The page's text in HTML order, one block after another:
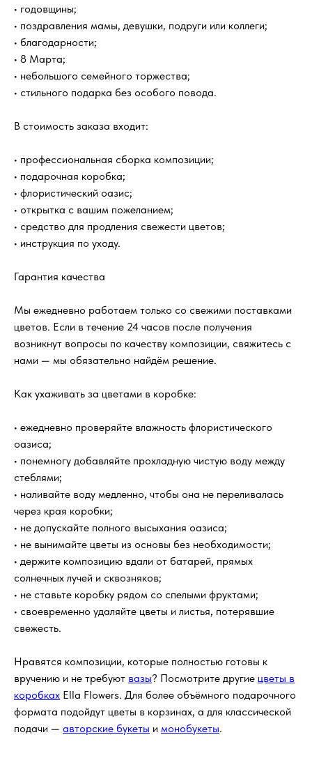
• годовщины;
• поздравления мамы, девушки, подруги или коллеги;
• благодарности;
• 8 Марта;
• небольшого семейного торжества;
• стильного подарка без особого повода.
В стоимость заказа входит:
• профессиональная сборка композиции;
• подарочная коробка;
• флористический оазис;
• открытка с вашим пожеланием;
• средство для продления свежести цветов;
• инструкция по уходу.
Гарантия качества
Мы ежедневно работаем только со свежими поставками
цветов. Если в течение 24 часов после получения
возникнут вопросы по качеству композиции, свяжитесь с
нами — мы обязательно найдём решение.
Как ухаживать за цветами в коробке:
• ежедневно проверяйте влажность флористического
оазиса;
• понемногу добавляйте прохладную чистую воду между
стеблями;
• наливайте воду медленно, чтобы она не переливалась
через края коробки;
• не допускайте полного высыхания оазиса;
• не вынимайте цветы из основы без необходимости;
• держите композицию вдали от батарей, прямых
солнечных лучей и сквозняков;
• не ставьте коробку рядом со спелыми фруктами;
• своевременно удаляйте цветы и листья, потерявшие
свежесть.
Нравятся композиции, которые полностью готовы к
вручению и не требуют вазы? Посмотрите другие цветы в
коробках Ella Flowers. Для более объёмного подарочного
формата подойдут цветы в корзинах, а для классической
подачи — авторские букеты и монобукеты.
FAQ
Как быстро вы доставляете цветы?
Будет ли букет выглядеть как на
Цветы действительно свежие?
Отправляете ли вы фотографию
букета перед доставкой?
Что входит в стоимость заказа?
Можно ли заказать букет
анонимно?
Если получателя нет дома?
Можно ли изменить состав букета?
Как ухаживать за букетом, чтобы
он дольше радовал?